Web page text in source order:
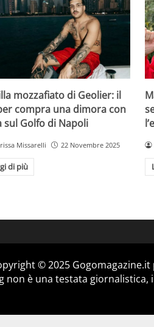
mozzafiato di Geolier: il
compra una dimora con
sul Golfo di Napoli
Missarelli 22 Novembre 2025
di più
© 2025 Gogomagazine.it
non è una testata